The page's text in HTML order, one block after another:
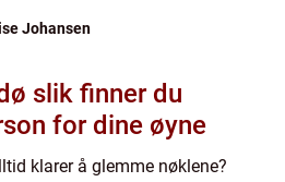
Johansen
du
for dine øyne
klarer å glemme nøklene?